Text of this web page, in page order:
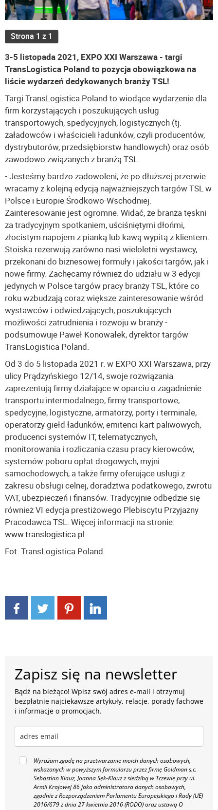
Strona 1 z 1
3-5 listopada 2021, EXPO XXI Warszawa - targi
TransLogistica Poland to pozycja obowiązkowa na
liście wydarzeń dedykowanych branży TSL!
Targi TransLogistica Poland to wiodące wydarzenie dla
firm korzystających i poszukujących usług
transportowych, spedycyjnych, logistycznych (tj.
załadowców i właścicieli ładunków, czyli producentów,
dystrybutorów, przedsiębiorstw handlowych) oraz osób
zawodowo związanych z branżą TSL.
- Jesteśmy bardzo zadowoleni, że po dłuższej przerwie
wracamy z kolejną edycją najważniejszych targów TSL w
Polsce i Europie Środkowo-Wschodniej.
Zainteresowanie jest ogromne. Widać, że branża tęskni
za tradycyjnym spotkaniem, uściśniętymi dłońmi,
złocistym napojem z pianką lub kawą wypitą z klientem.
Stoiska rezerwują zarówno nasi wieloletni wystawcy,
przekonani do biznesowej formuły i jakości targów, jak i
nowe firmy. Zachęcamy również do udziału w 3 edycji
jedynych w Polsce targów pracy branży TSL, które co
roku wzbudzają coraz większe zainteresowanie wśród
wystawców i odwiedzających, poszukujących
możliwości zatrudnienia i rozwoju w branży -
podsumowuje Paweł Konowałek, dyrektor targów
TransLogistica Poland.
Od 3 do 5 listopada 2021 r. w EXPO XXI Warszawa, przy
ulicy Prądzyńskiego 12/14, swoje rozwiązania
zaprezentują firmy działające w oparciu o zagadnienie
transportu intermodalnego, firmy transportowe,
spedycyjne, logistyczne, armatorzy, porty i terminale,
operatorzy giełd ładunków, emitenci kart paliwowych,
producenci systemów IT, telematycznych,
monitorowania i rozliczania czasu pracy kierowców,
systemów poboru opłat drogowych, myjni
samochodowych, a także firmy oferujące usługi z
zakresu obsługi celnej, doradztwa podatkowego, zwrotu
VAT, ubezpieczeń i finansów. Tradycyjnie odbędzie się
również VI edycja prestiżowego Plebiscytu Przyjazny
Pracodawca TSL. Więcej informacji na stronie:
www.translogistica.pl
Fot. TransLogistica Poland
Zapisz się na newsletter
Bądź na bieżąco! Wpisz swój adres e-mail i otrzymuj
bezpłatnie najciekawsze artykuły, relacje, porady fachowe
i informacje o promocjach.
Wyrażam zgodę na przetwarzanie moich danych osobowych,
wskazanych w powyższym formularzu przez firmę Goldman s.c.
Sebastian Klauz, Joanna Sęk-Klauz z siedzibą w Tczewie przy ul.
Armii Krajowej 86 jako administratora danych osobowych,
zgodnie z Rozporządzeniem Parlamentu Europejskiego i Rady (UE)
2016/679 z dnia 27 kwietnia 2016 (RODO) oraz ustawą O